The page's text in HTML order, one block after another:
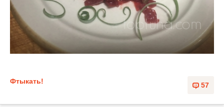
57
Фтыкать!